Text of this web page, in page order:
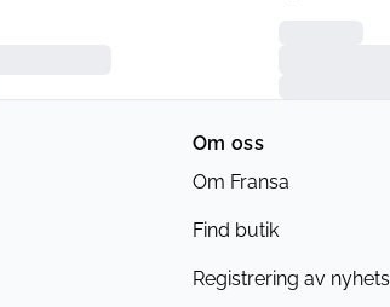
Om oss
Om Fransa
Find butik
Registrering av